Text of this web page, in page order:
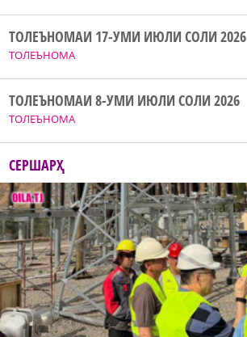
ТОЛЕЪНОМА
ТОЛЕЪНОМАИ 17-УМИ ИЮЛИ СОЛИ 2026
ТОЛЕЪНОМА
ТОЛЕЪНОМАИ 8-УМИ ИЮЛИ СОЛИ 2026
СЕРШАРҲ